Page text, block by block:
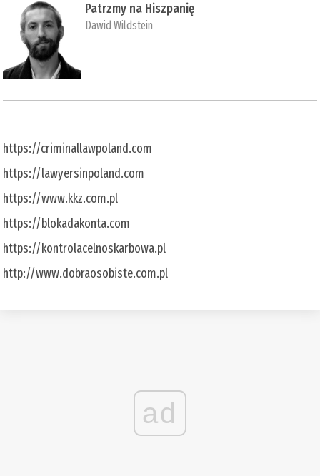
Patrzmy na Hiszpanię
Dawid Wildstein
https://criminallawpoland.com
https://lawyersinpoland.com
https://www.kkz.com.pl
https://blokadakonta.com
https://kontrolacelnoskarbowa.pl
http://www.dobraosobiste.com.pl
ad